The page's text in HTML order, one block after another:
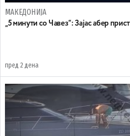
МАКЕДОНИЈА
„5 минути со Чавез“: Зајас абер
пред 2 дена